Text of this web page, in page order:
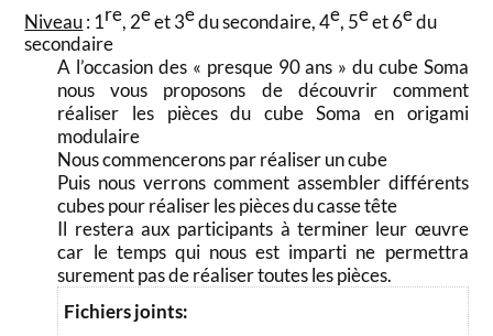
Niveau: 1re, 2eet 3edu secondaire, 4e, 5eet 6edu
secondaire
A l’occasion des « presque 90 ans » du cube Soma
nous vous proposons de découvrir comment
réaliser les pièces du cube Soma en origami
modulaire
Nous commencerons par réaliser un cube
Puis nous verrons comment assembler différents
cubes pour réaliser les pièces du casse tête
Il restera aux participants à terminer leur œuvre
car le temps qui nous est imparti ne permettra
surement pas de réaliser toutes les pièces.
Fichiers joints: